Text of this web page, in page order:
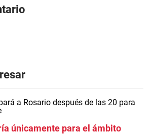
únicamente para el ámbito